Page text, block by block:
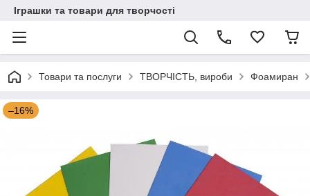
Іграшки та товари для творчості
Товари та послуги ТВОРЧІСТЬ, вироби Фоамиран
–16%